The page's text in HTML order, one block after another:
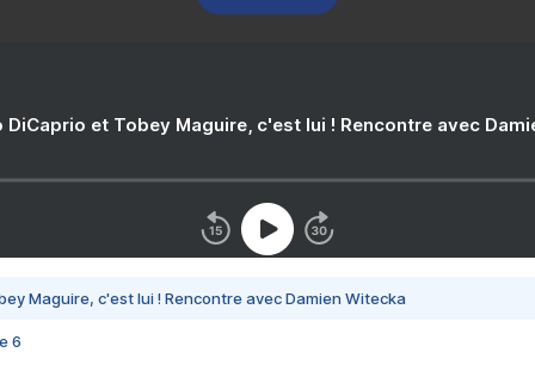
DiCaprio et Tobey Maguire, c'est lui ! Rencontre avec
Maguire, c'est lui ! Rencontre avec Damien Witecka
6